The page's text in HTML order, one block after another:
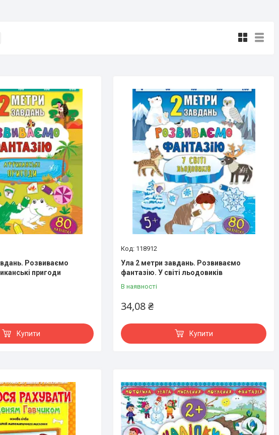
Розвиваємо
пригоди
Купити
118912
Ула 2 метри завдань. Розвиваємо
фантазію. У світі льодовиків
В наявності
34,08 ₴
Купити